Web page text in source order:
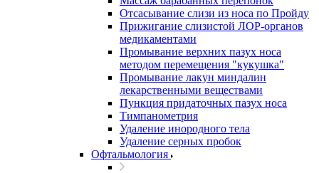
Отсасывание слизи из носа по Пройду
Прижигание слизистой ЛОР-органов
медикаментами
Промывание верхних пазух носа
методом перемещения "кукушка"
Промывание лакун миндалин
лекарственными веществами
Пункция придаточных пазух носа
Тимпанометрия
Удаление инородного тела
Удаление серных пробок
Офтальмология